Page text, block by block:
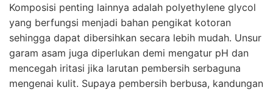
Komposisi penting lainnya adalah polyethylene glycol
yang berfungsi menjadi bahan pengikat kotoran
sehingga dapat dibersihkan secara lebih mudah. Unsur
garam asam juga diperlukan demi mengatur pH dan
mencegah iritasi jika larutan pembersih serbaguna
mengenai kulit. Supaya pembersih berbusa, kandungan